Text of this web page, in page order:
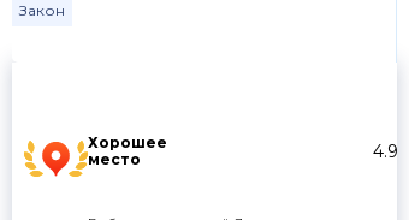
Хорошее
место
4.9
Закон